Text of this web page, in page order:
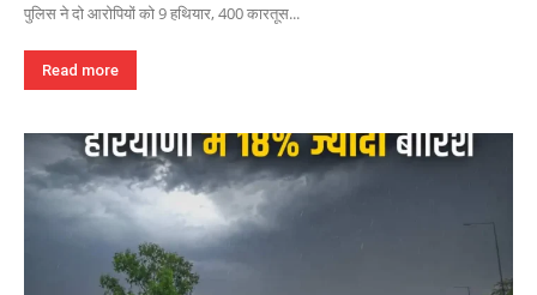
पुलिस ने दो आरोपियों को 9 हथियार, 400 कारतूस...
Read more